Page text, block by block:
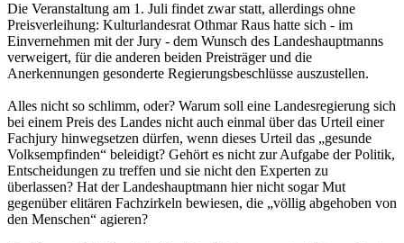
Die Veranstaltung am 1. Juli findet zwar statt, allerdings ohne
Preisverleihung: Kulturlandesrat Othmar Raus hatte sich - im
Einvernehmen mit der Jury - dem Wunsch des Landeshauptmanns
verweigert, für die anderen beiden Preisträger und die
Anerkennungen gesonderte Regierungsbeschlüsse auszustellen.
Alles nicht so schlimm, oder? Warum soll eine Landesregierung sich
bei einem Preis des Landes nicht auch einmal über das Urteil einer
Fachjury hinwegsetzen dürfen, wenn dieses Urteil das „gesunde
Volksempfinden“ beleidigt? Gehört es nicht zur Aufgabe der Politik,
Entscheidungen zu treffen und sie nicht den Experten zu
überlassen? Hat der Landeshauptmann hier nicht sogar Mut
gegenüber elitären Fachzirkeln bewiesen, die „völlig abgehoben von
den Menschen“ agieren?